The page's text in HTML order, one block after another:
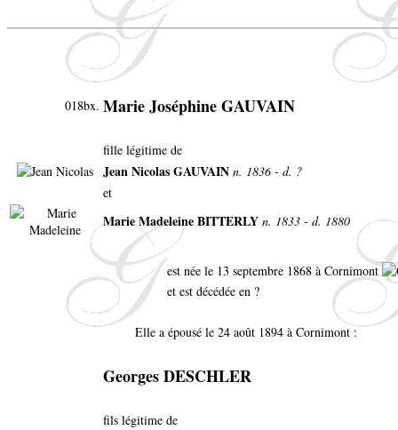
018bx. Marie Joséphine GAUVAIN
fille légitime de
Jean Nicolas GAUVAIN n. 1836 - d. ?
et
Marie Madeleine BITTERLY n. 1833 - d. 1880
est née le 13 septembre 1868 à Cornimont
et est décédée en ?
Elle a épousé le 24 août 1894 à Cornimont :
Georges DESCHLER
fils légitime de